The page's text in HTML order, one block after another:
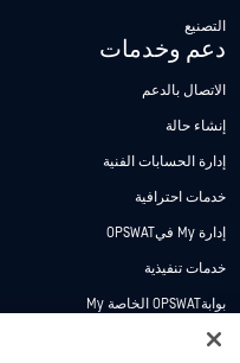
التصنيع
دعم وخدمات
الاتصال بالدعم
إنشاء حالة
إدارة الحسابات الفنية
خدمات احترافية
إدارة My فيOPSWAT
خدمات تنفيذية
بوابةOPSWAT الخاصة My
وثائق تقنية